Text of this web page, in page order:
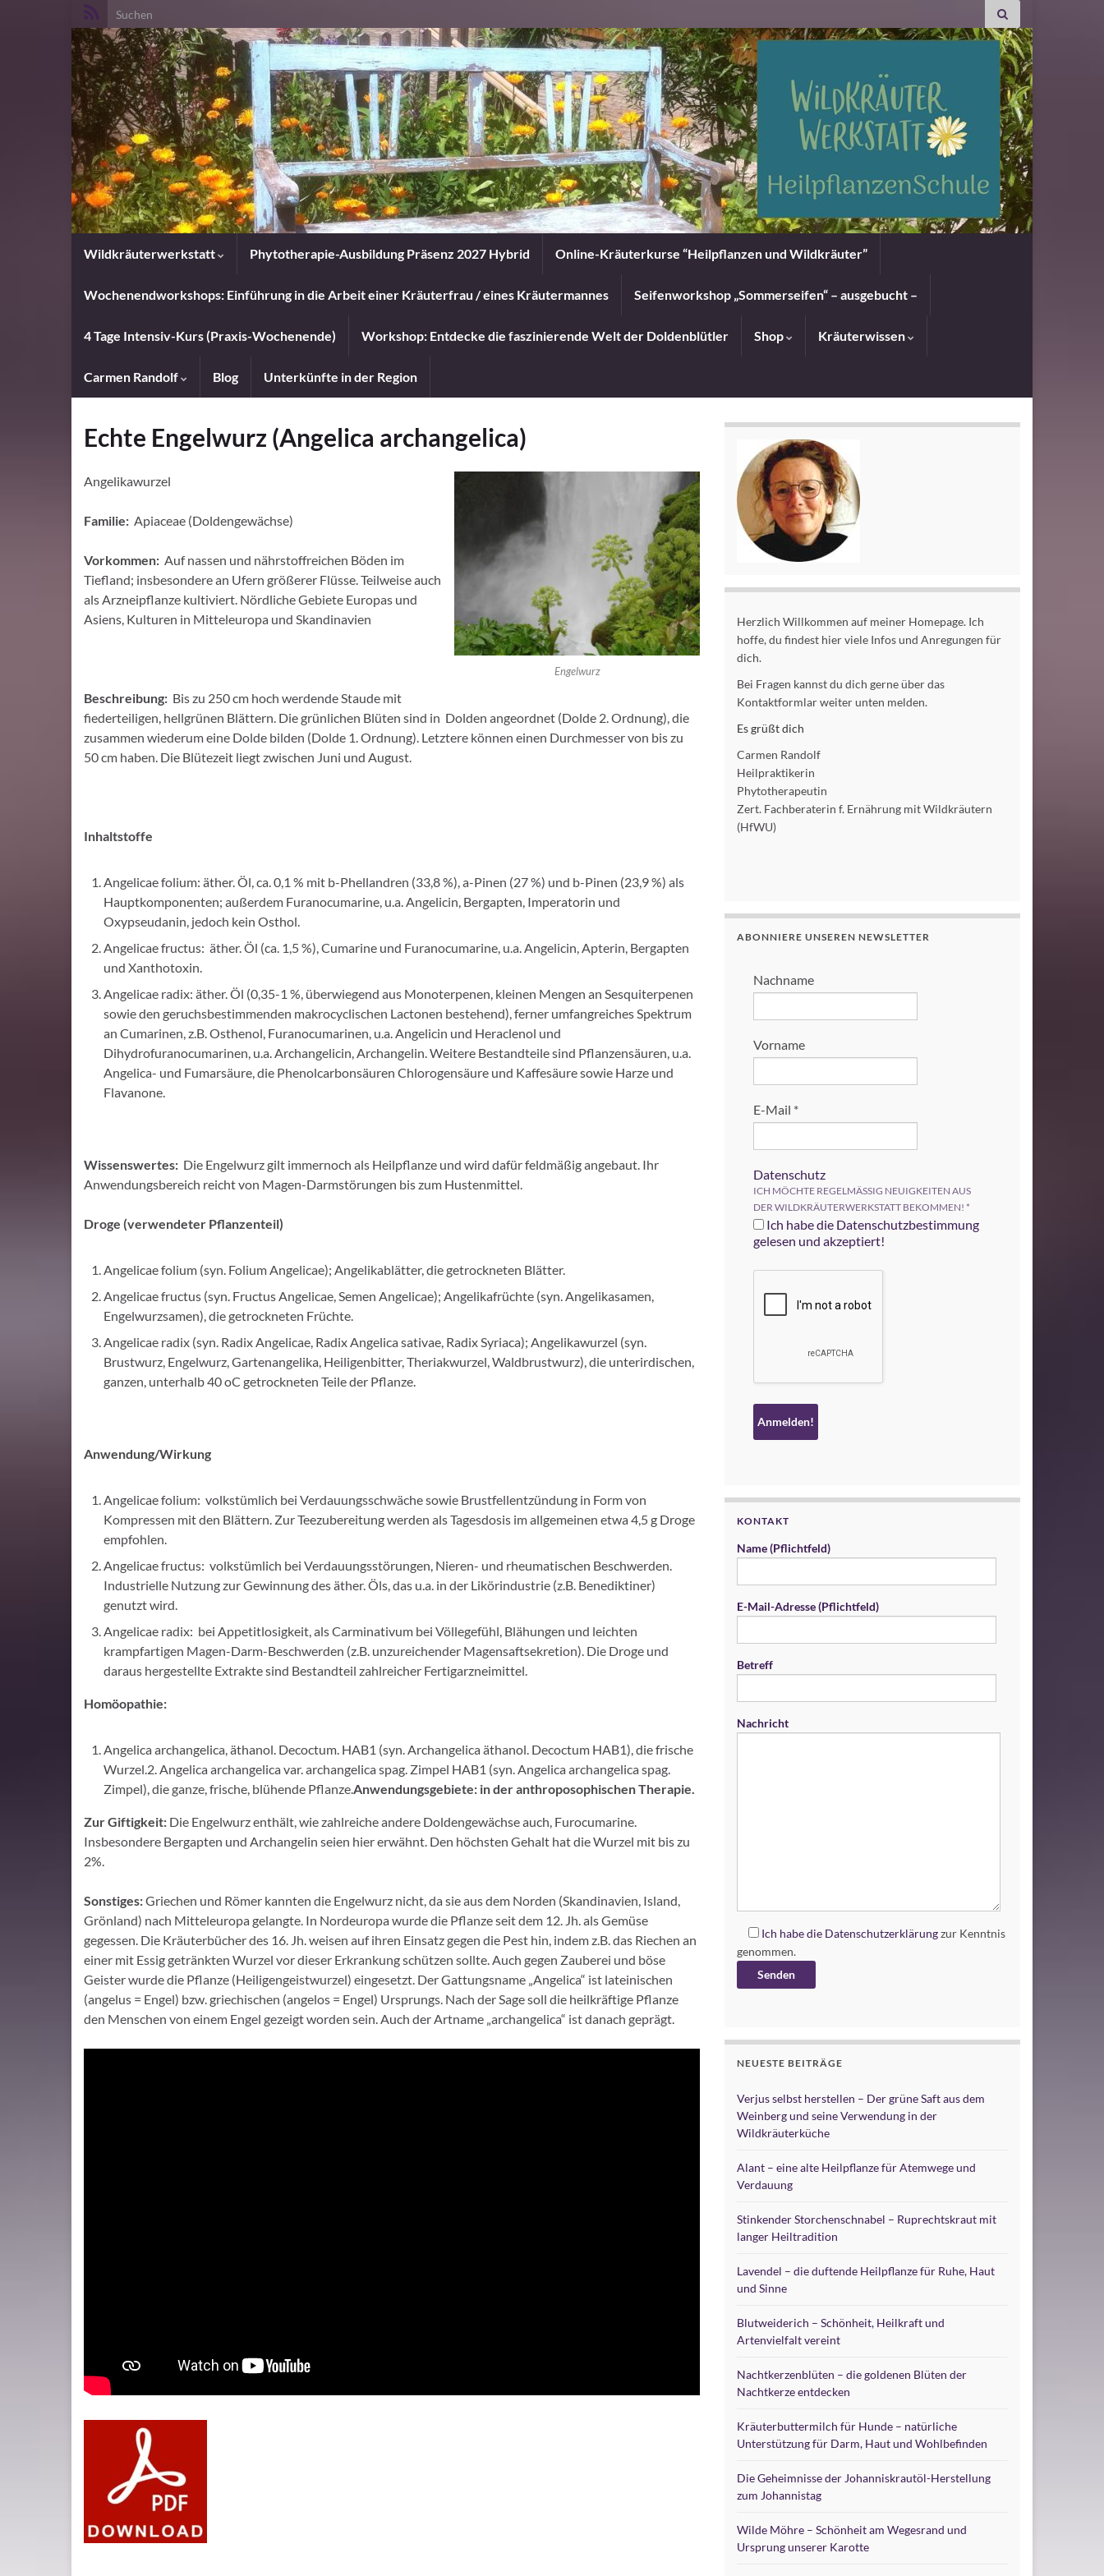
Search for:
Wildkräuterwerkstatt Phytotherapie-Ausbildung Präsenz 2027 Hybrid Online-Kräuterkurse “Heilpflanzen und Wildkräuter”
Wochenendworkshops: Einführung in die Arbeit einer Kräuterfrau / eines Kräutermannes Seifenworkshop „Sommerseifen“ – ausgebucht –
4 Tage Intensiv-Kurs (Praxis-Wochenende) Workshop: Entdecke die faszinierende Welt der Doldenblütler Shop Kräuterwissen
Carmen Randolf Blog Unterkünfte in der Region
Echte Engelwurz (Angelica archangelica)
Engelwurz
Angelikawurzel
Familie: Apiaceae (Doldengewächse)
Vorkommen: Auf nassen und nährstoffreichen Böden im
Tiefland; insbesondere an Ufern größerer Flüsse. Teilweise auch
als Arzneipflanze kultiviert. Nördliche Gebiete Europas und
Asiens, Kulturen in Mitteleuropa und Skandinavien
Beschreibung: Bis zu 250 cm hoch werdende Staude mit
fiederteiligen, hellgrünen Blättern. Die grünlichen Blüten sind in Dolden angeordnet (Dolde 2. Ordnung), die
zusammen wiederum eine Dolde bilden (Dolde 1. Ordnung). Letztere können einen Durchmesser von bis zu
50 cm haben. Die Blütezeit liegt zwischen Juni und August.
Inhaltstoffe
Angelicae folium: äther. Öl, ca. 0,1 % mit b-Phellandren (33,8 %), a-Pinen (27 %) und b-Pinen (23,9 %) als
Hauptkomponenten; außerdem Furanocumarine, u.a. Angelicin, Bergapten, Imperatorin und
Oxypseudanin, jedoch kein Osthol.
Angelicae fructus: äther. Öl (ca. 1,5 %), Cumarine und Furanocumarine, u.a. Angelicin, Apterin, Bergapten
und Xanthotoxin.
Angelicae radix: äther. Öl (0,35-1 %, überwiegend aus Monoterpenen, kleinen Mengen an Sesquiterpenen
sowie den geruchsbestimmenden makrocyclischen Lactonen bestehend), ferner umfangreiches Spektrum
an Cumarinen, z.B. Osthenol, Furanocumarinen, u.a. Angelicin und Heraclenol und
Dihydrofuranocumarinen, u.a. Archangelicin, Archangelin. Weitere Bestandteile sind Pflanzensäuren, u.a.
Angelica- und Fumarsäure, die Phenolcarbonsäuren Chlorogensäure und Kaffesäure sowie Harze und
Flavanone.
Wissenswertes: Die Engelwurz gilt immernoch als Heilpflanze und wird dafür feldmäßig angebaut. Ihr
Anwendungsbereich reicht von Magen-Darmstörungen bis zum Hustenmittel.
Droge (verwendeter Pflanzenteil)
Angelicae folium (syn. Folium Angelicae); Angelikablätter, die getrockneten Blätter.
Angelicae fructus (syn. Fructus Angelicae, Semen Angelicae); Angelikafrüchte (syn. Angelikasamen,
Engelwurzsamen), die getrockneten Früchte.
Angelicae radix (syn. Radix Angelicae, Radix Angelica sativae, Radix Syriaca); Angelikawurzel (syn.
Brustwurz, Engelwurz, Gartenangelika, Heiligenbitter, Theriakwurzel, Waldbrustwurz), die unterirdischen,
ganzen, unterhalb 40 oC getrockneten Teile der Pflanze.
Anwendung/Wirkung
Angelicae folium: volkstümlich bei Verdauungsschwäche sowie Brustfellentzündung in Form von
Kompressen mit den Blättern. Zur Teezubereitung werden als Tagesdosis im allgemeinen etwa 4,5 g Droge
empfohlen.
Angelicae fructus: volkstümlich bei Verdauungsstörungen, Nieren- und rheumatischen Beschwerden.
Industrielle Nutzung zur Gewinnung des äther. Öls, das u.a. in der Likörindustrie (z.B. Benediktiner)
genutzt wird.
Angelicae radix: bei Appetitlosigkeit, als Carminativum bei Völlegefühl, Blähungen und leichten
krampfartigen Magen-Darm-Beschwerden (z.B. unzureichender Magensaftsekretion). Die Droge und
daraus hergestellte Extrakte sind Bestandteil zahlreicher Fertigarzneimittel.
Homöopathie:
Angelica archangelica, äthanol. Decoctum. HAB1 (syn. Archangelica äthanol. Decoctum HAB1), die frische
Wurzel.2. Angelica archangelica var. archangelica spag. Zimpel HAB1 (syn. Angelica archangelica spag.
Zimpel), die ganze, frische, blühende Pflanze.Anwendungsgebiete: in der anthroposophischen Therapie.
Zur Giftigkeit: Die Engelwurz enthält, wie zahlreiche andere Doldengewächse auch, Furocumarine.
Insbesondere Bergapten und Archangelin seien hier erwähnt. Den höchsten Gehalt hat die Wurzel mit bis zu
2%.
Sonstiges:Griechen und Römer kannten die Engelwurz nicht, da sie aus dem Norden (Skandinavien, Island,
Grönland) nach Mitteleuropa gelangte. In Nordeuropa wurde die Pflanze seit dem 12. Jh. als Gemüse
gegessen. Die Kräuterbücher des 16. Jh. weisen auf ihren Einsatz gegen die Pest hin, indem z.B. das Riechen an
einer mit Essig getränkten Wurzel vor dieser Erkrankung schützen sollte. Auch gegen Zauberei und böse
Geister wurde die Pflanze (Heiligengeistwurzel) eingesetzt. Der Gattungsname „Angelica“ ist lateinischen
(angelus = Engel) bzw. griechischen (angelos = Engel) Ursprungs. Nach der Sage soll die heilkräftige Pflanze
den Menschen von einem Engel gezeigt worden sein. Auch der Artname „archangelica“ ist danach geprägt.
Herzlich Willkommen auf meiner Homepage. Ich
hoffe, du findest hier viele Infos und Anregungen für
dich.
Bei Fragen kannst du dich gerne über das
Kontaktformlar weiter unten melden.
Es grüßt dich
Carmen Randolf
Heilpraktikerin
Phytotherapeutin
Zert. Fachberaterin f. Ernährung mit Wildkräutern
(HfWU)
ABONNIERE UNSEREN NEWSLETTER
Nachname
Vorname
E-Mail *
Datenschutz
ICH MÖCHTE REGELMÄSSIG NEUIGKEITEN AUS
DER WILDKRÄUTERWERKSTATT BEKOMMEN! *
Ich habe die Datenschutzbestimmung
gelesen und akzeptiert!
KONTAKT
Name (Pflichtfeld)
E-Mail-Adresse (Pflichtfeld)
Betreff
Nachricht
Ich habe die Datenschutzerklärungzur Kenntnis
genommen.
NEUESTE BEITRÄGE
Verjus selbst herstellen – Der grüne Saft aus dem
Weinberg und seine Verwendung in der
Wildkräuterküche
Alant – eine alte Heilpflanze für Atemwege und
Verdauung
Stinkender Storchenschnabel – Ruprechtskraut mit
langer Heiltradition
Lavendel – die duftende Heilpflanze für Ruhe, Haut
und Sinne
Blutweiderich – Schönheit, Heilkraft und
Artenvielfalt vereint
Nachtkerzenblüten – die goldenen Blüten der
Nachtkerze entdecken
Kräuterbuttermilch für Hunde – natürliche
Unterstützung für Darm, Haut und Wohlbefinden
Die Geheimnisse der Johanniskrautöl-Herstellung
zum Johannistag
Wilde Möhre – Schönheit am Wegesrand und
Ursprung unserer Karotte